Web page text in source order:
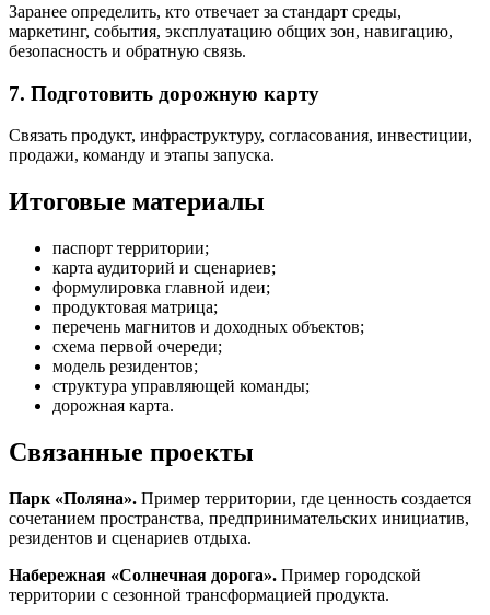
Заранее определить, кто отвечает за стандарт среды,
маркетинг, события, эксплуатацию общих зон, навигацию,
безопасность и обратную связь.
7. Подготовить дорожную карту
Связать продукт, инфраструктуру, согласования, инвестиции,
продажи, команду и этапы запуска.
Итоговые материалы
паспорт территории;
карта аудиторий и сценариев;
формулировка главной идеи;
продуктовая матрица;
перечень магнитов и доходных объектов;
схема первой очереди;
модель резидентов;
структура управляющей команды;
дорожная карта.
Связанные проекты
Парк «Поляна». Пример территории, где ценность создается
сочетанием пространства, предпринимательских инициатив,
резидентов и сценариев отдыха.
Набережная «Солнечная дорога». Пример городской
территории с сезонной трансформацией продукта.